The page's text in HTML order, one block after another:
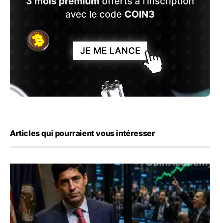
Articles qui pourraient vous intéresser
Emploi américain : 23 000 postes détruits en juillet, les